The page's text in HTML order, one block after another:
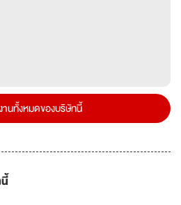
านทั้งหมดของบริษัทนี้